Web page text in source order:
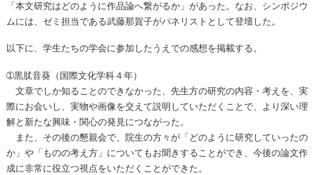
「本文研究はどのように作品論へ繋がるか」があった。なお、シンポジウ
ムには、ゼミ担当である武藤那賀子がパネリストとして登壇した。
以下に、学生たちの学会に参加したうえでの感想を掲載する。
➀黒肬音葵（国際文化学科４年）
文章でしか知ることのできなかった、先生方の研究の内容・考えを、実
際にお会いし、実物や画像を交えて説明していただくことで、より深い理
解と新たな興味・関心の発見につながった。
また、その後の懇親会で、院生の方々が「どのように研究していったの
か」や「ものの考え方」についてもお聞きすることができ、今後の論文作
成に非常に役立つ視点をいただくことができた。